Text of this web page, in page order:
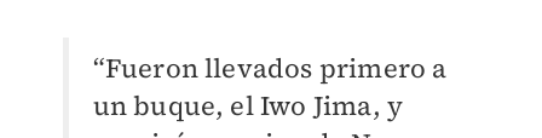
“Fueron llevados primero a
un buque, el Iwo Jima, y